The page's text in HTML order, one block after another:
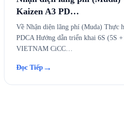
Kaizen A3 PD…
Về Nhận diện lãng phí (Muda) Thực
PDCA Hướng dẫn triển khai 6S (5S
VIETNAM CiCC…
Đọc Tiếp →